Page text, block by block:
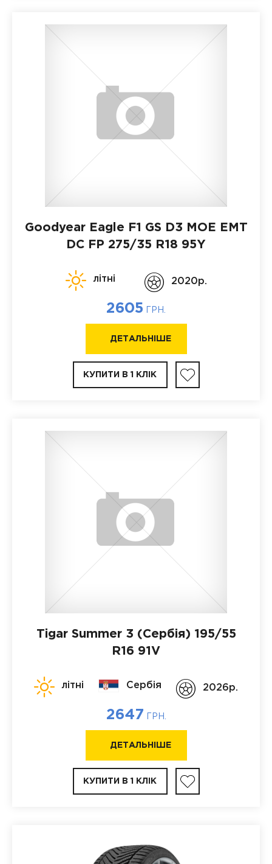
Goodyear Eagle F1 GS D3 MOE EMT
DC FP 275/35 R18 95Y
літні 2020p.
2605 ГРН.
ДЕТАЛЬНІШЕ
КУПИТИ В 1 КЛІК
Tigar Summer 3 (Сербія) 195/55
R16 91V
літні Сербія 2026p.
2647 ГРН.
ДЕТАЛЬНІШЕ
КУПИТИ В 1 КЛІК